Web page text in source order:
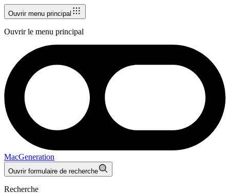
Ouvrir menu principal
Ouvrir le menu principal
MacGeneration
Ouvrir formulaire de recherche
Recherche